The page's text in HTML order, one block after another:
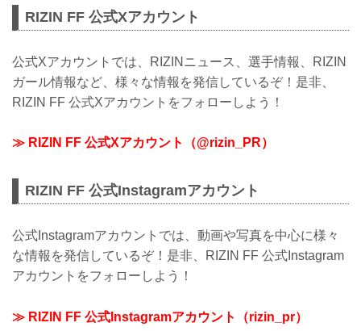
ます。イベントに参加可能な方の...
RIZIN FF 公式Xアカウント
公式Xアカウントでは、RIZINニュース、選手情報、RIZIN
ガール情報など、様々な情報を発信しているぞ！是非、
RIZIN FF 公式Xアカウントをフォローしよう！
≫ RIZIN FF 公式Xアカウント（@rizin_PR）
RIZIN FF 公式Instagramアカウント
公式Instagramアカウントでは、動画や写真を中心に様々
な情報を発信しているぞ！是非、RIZIN FF 公式Instagram
アカウントをフォローしよう！
≫ RIZIN FF 公式Instagramアカウント（rizin_pr）